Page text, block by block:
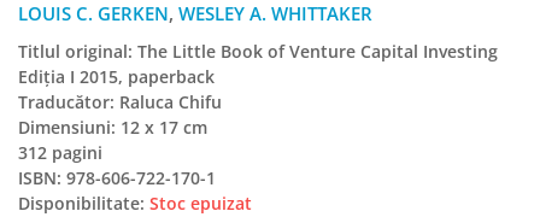
LOUIS C. GERKEN, WESLEY A. WHITTAKER
Titlul original: The Little Book of Venture Capital Investing
Ediția I 2015, paperback
Traducător: Raluca Chifu
Dimensiuni: 12 x 17 cm
312 pagini
ISBN: 978-606-722-170-1
Disponibilitate: Stoc epuizat